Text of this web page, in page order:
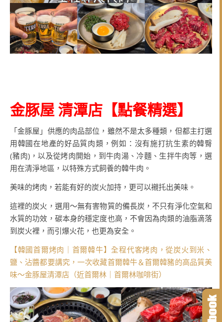
金豚屋 清潭店 【點餐精選】
「金豚屋」供應的肉品部位，雖然不是太多種類，但都主打選
用韓國在地產的好品質肉類，例如：沒有施打抗生素的韓臀
(豬肉)，以及從烤肉開始，到牛肉湯、冷麵、生拌牛肉等，選
用在清淨地區，以特殊方式飼養的韓牛肉。
美味的烤肉，若能有好的炭火加持，更可以襯托出美味。
這裡的炭火，選用～無有害物質的備長炭，不只有淨化空氣和
水質的功效，碳本身的穩定度也高，不會因為肉類的油脂滴落
到炭火裡，而引爆火花，也更為安全。
【韓國首爾烤肉｜首爾韓牛】全程代客烤肉，從炭火到米、
鹽、沾醬都要講究，一次收藏首爾韓牛＆首爾韓豬的高品質美
味～金豚屋清潭店（近首爾林｜首爾林咖啡街）